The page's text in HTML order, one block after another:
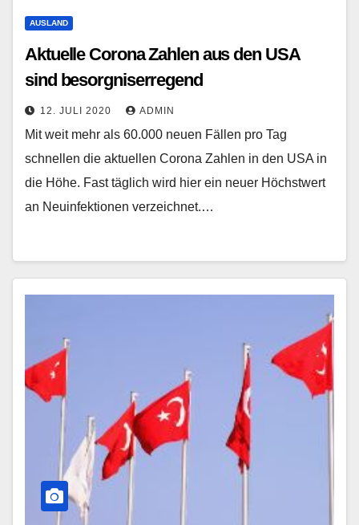
AUSLAND
Aktuelle Corona Zahlen aus den USA
sind besorgniserregend
12. JULI 2020 ADMIN
Mit weit mehr als 60.000 neuen Fällen pro Tag
schnellen die aktuellen Corona Zahlen in den USA in
die Höhe. Fast täglich wird hier ein neuer Höchstwert
an Neuinfektionen verzeichnet.…